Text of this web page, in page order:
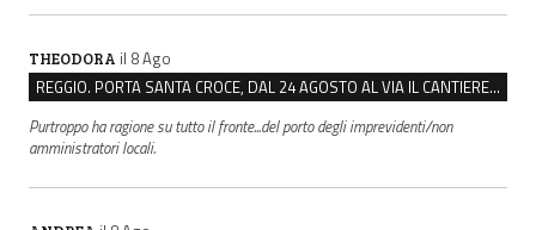
THEODORA il 8 Ago
REGGIO. PORTA SANTA CROCE, DAL 24 AGOSTO AL VIA IL CANTIERE PER IL NUOVO COLLETTORE FOGNARIO
Purtroppo ha ragione su tutto il fronte...del porto degli imprevidenti/non
amministratori locali.